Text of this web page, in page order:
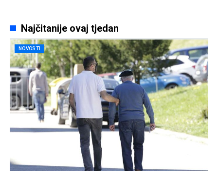
Najčitanije ovaj tjedan
NOVOSTI